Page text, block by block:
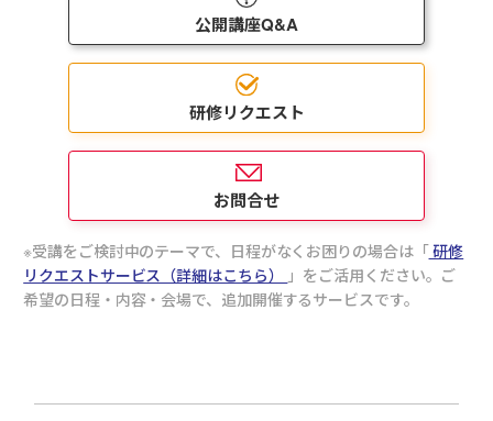
公開講座Q&A
研修リクエスト
お問合せ
受講をご検討中のテーマで、日程がなくお困りの場合は「研修
リクエストサービス（詳細はこちら）
」をご活用ください。ご
希望の日程・内容・会場で、追加開催するサービスです。